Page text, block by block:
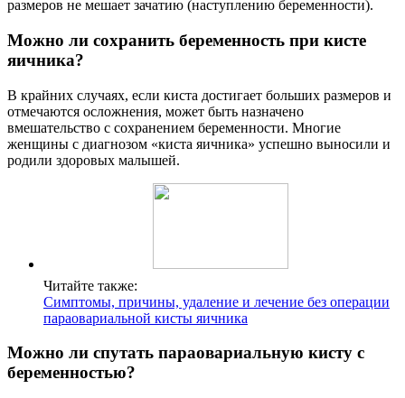
размеров не мешает зачатию (наступлению беременности).
Можно ли сохранить беременность при кисте
яичника?
В крайних случаях, если киста достигает больших размеров и
отмечаются осложнения, может быть назначено
вмешательство с сохранением беременности. Многие
женщины с диагнозом «киста яичника» успешно выносили и
родили здоровых малышей.
Читайте также:
Симптомы, причины, удаление и лечение без операции
параовариальной кисты яичника
Можно ли спутать параовариальную кисту с
беременностью?